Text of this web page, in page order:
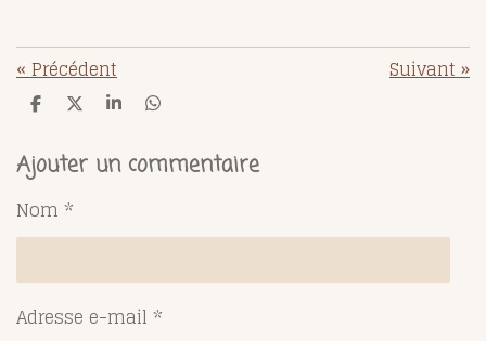
«Précédent Suivant»
P
t
a
e
r
P
t
a
r
P
t
a
r
P
t
a
r
Ajouter un commentaire
Nom *
Adresse e-mail *